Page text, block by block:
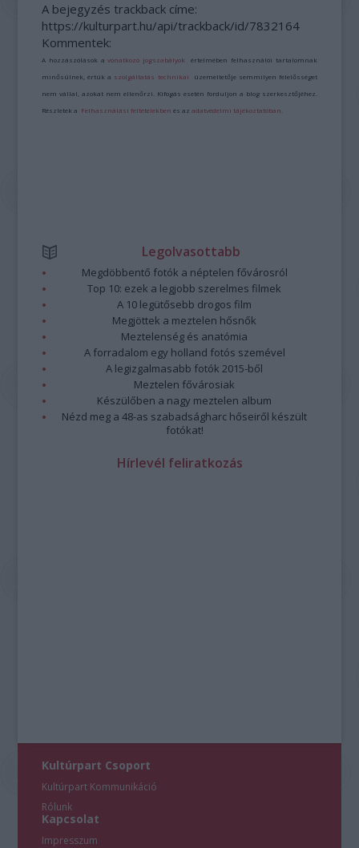
A bejegyzés trackback címe:
https://kulturpart.hu/api/trackback/id/7832164
Kommentek:
A hozzászólások avonatkozó jogszabályok értelmében felhasználói tartalomnak
minősülnek, értük a szolgáltatás technikai üzemeltetője semmilyen felelősséget
nem vállal, azokat nem ellenőrzi. Kifogás esetén forduljon a blog szerkesztőjéhez.
Részletek a Felhasználási feltételekben és azadatvédelmi tájékoztatóban
Legolvasottabb
Megdöbbentő fotók a néptelen fővárosról
Top 10: ezek a legjobb szerelmes filmek
A 10 legütősebb drogos film
Megjöttek a meztelen hősnők
Meztelenség és anatómia
A forradalom egy holland fotós szemével
A legizgalmasabb fotók 2015-ből
Meztelen fővárosiak
Készülőben a nagy meztelen album
Nézd meg a 48-as szabadságharc hőseiről készült
fotókat!
Hírlevél feliratkozás
Kultúrpart Csoport
Kultúrpart Kommunikáció
Rólunk
Kapcsolat
Impresszum